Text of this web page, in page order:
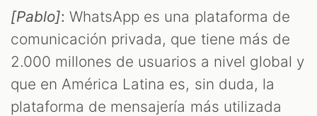
[Pablo]: WhatsApp es una plataforma de
comunicación privada, que tiene más de
2.000 millones de usuarios a nivel global y
que en América Latina es, sin duda, la
plataforma de mensajería más utilizada